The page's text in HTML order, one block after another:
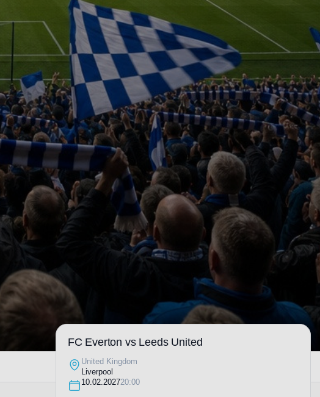
FC Everton vs Leeds United
United Kingdom
Liverpool
10.02.202720:00